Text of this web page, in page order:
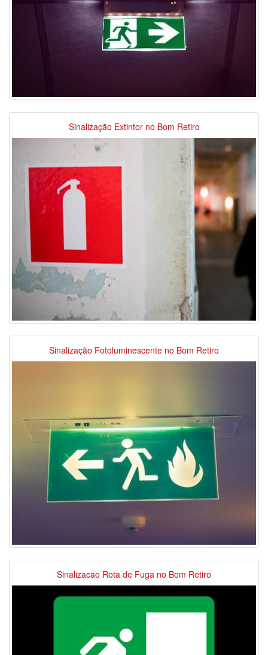
Sinalização Extintor no Bom Retiro
Sinalização Fotoluminescente no Bom Retiro
Sinalizacao Rota de Fuga no Bom Retiro